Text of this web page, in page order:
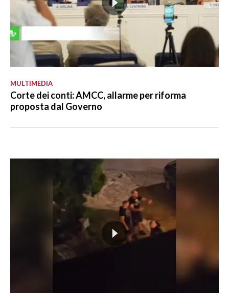
MULTIMEDIA
Corte dei conti: AMCC, allarme per riforma
proposta dal Governo